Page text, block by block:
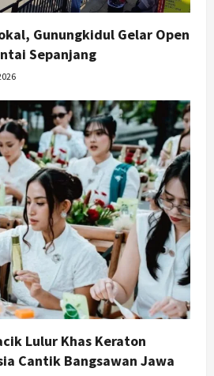
Gunungkidul Gelar Open
Sepanjang
Lulur Khas Keraton
Cantik Bangsawan Jawa